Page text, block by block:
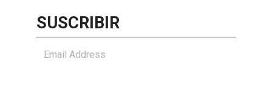
SUSCRIBIR